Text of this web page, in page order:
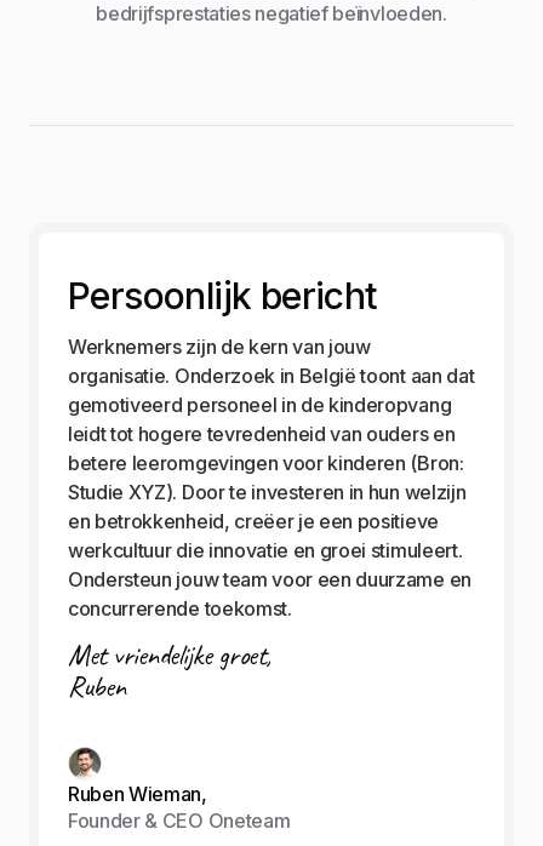
bedrijfsprestaties negatief beïnvloeden.
Persoonlijk bericht
Werknemers zijn de kern van jouw
organisatie. Onderzoek in België toont aan dat
gemotiveerd personeel in de kinderopvang
leidt tot hogere tevredenheid van ouders en
betere leeromgevingen voor kinderen (Bron:
Studie XYZ). Door te investeren in hun welzijn
en betrokkenheid, creëer je een positieve
werkcultuur die innovatie en groei stimuleert.
Ondersteun jouw team voor een duurzame en
concurrerende toekomst.
Met vriendelijke groet,
Ruben
Ruben Wieman,
Founder & CEO Oneteam